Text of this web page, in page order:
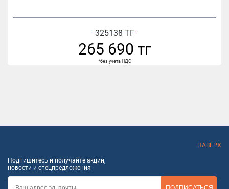
325138 ТГ
265 690 тг
*без учета НДС
НАВЕРХ
Подпишитесь и получайте акции,
новости и спецпредложения